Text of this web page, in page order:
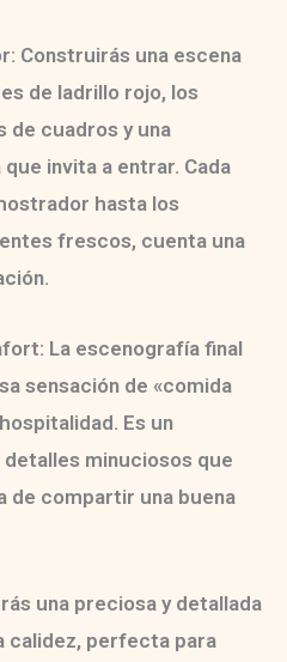
Construirás una escena
de ladrillo rojo, los
de cuadros y una
invita a entrar. Cada
hasta los
frescos, cuenta una
La escenografía final
sensación de «comida
Es un
minuciosos que
de compartir una buena
una preciosa y detallada
calidez, perfecta para